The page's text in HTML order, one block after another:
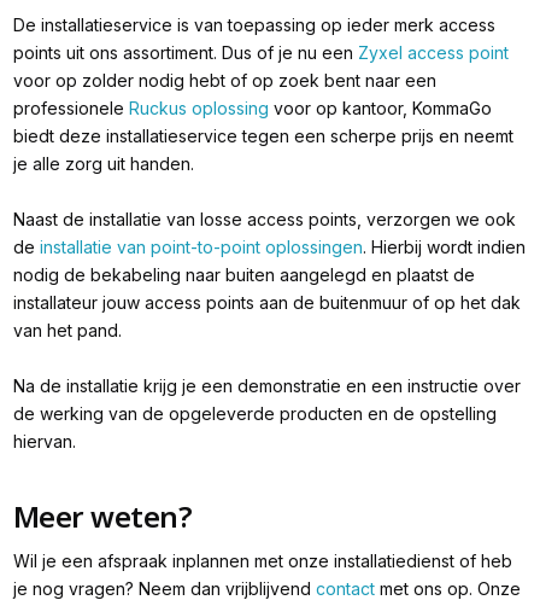
De installatieservice is van toepassing op ieder merk access
points uit ons assortiment. Dus of je nu een Zyxel access point
voor op zolder nodig hebt of op zoek bent naar een
professionele Ruckus oplossing voor op kantoor, KommaGo
biedt deze installatieservice tegen een scherpe prijs en neemt
je alle zorg uit handen.
Naast de installatie van losse access points, verzorgen we ook
de installatie van point-to-point oplossingen. Hierbij wordt indien
nodig de bekabeling naar buiten aangelegd en plaatst de
installateur jouw access points aan de buitenmuur of op het dak
van het pand.
Na de installatie krijg je een demonstratie en een instructie over
de werking van de opgeleverde producten en de opstelling
hiervan.
Meer weten?
Wil je een afspraak inplannen met onze installatiedienst of heb
je nog vragen? Neem dan vrijblijvend contactmet ons op. Onze